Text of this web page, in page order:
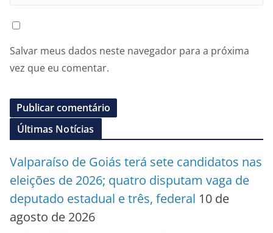
Salvar meus dados neste navegador para a próxima
vez que eu comentar.
Últimas Notícias
Valparaíso de Goiás terá sete candidatos nas
eleições de 2026; quatro disputam vaga de
deputado estadual e três, federal 10 de
agosto de 2026